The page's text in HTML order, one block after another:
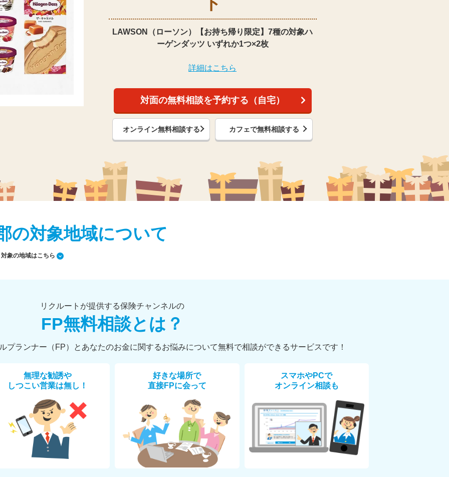
LAWSON（ローソン）【お持ち帰り限定】 7種の対象ハ
ーゲンダッツ いずれか1つ×2枚
詳細はこちら
対面の無料相談を予約する（自宅）
オンライン無料相談する カフェで無料相談する
の対象地域について
対象の地域はこちら
リクルートが提供する保険チャンネルの
FP無料相談とは？
プランナー（FP）とあなたのお金に関するお悩みについて無料で相談ができるサービスです！
無理な勧誘や
しつこい営業は無し！
好きな場所で
直接FPに会って
スマホやPCで
オンライン相談も